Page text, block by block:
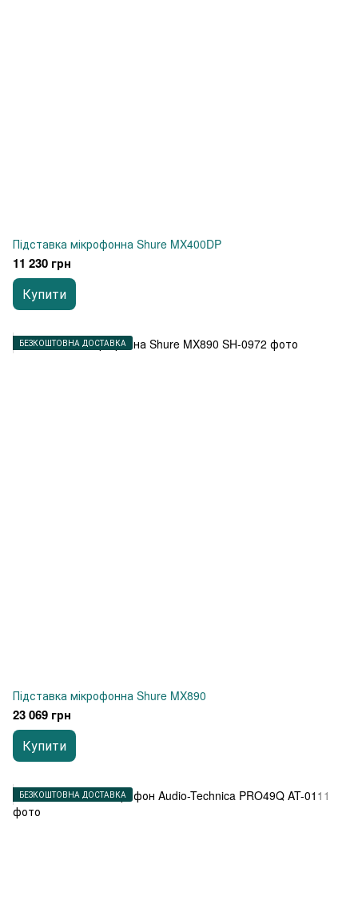
Підставка мікрофонна Shure MX400DP
11 230 грн
Купити
БЕЗКОШТОВНА ДОСТАВКА
Підставка мікрофонна Shure MX890
23 069 грн
Купити
БЕЗКОШТОВНА ДОСТАВКА